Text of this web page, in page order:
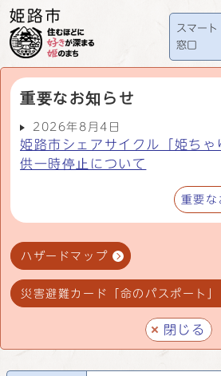
スマート
窓口
重要なお知らせ
2026年8月4日
姫路市シェアサイクル「姫ちゃ
供一時停止について
重要な
ハザードマップ
災害避難カード「命のパスポート」
閉じる